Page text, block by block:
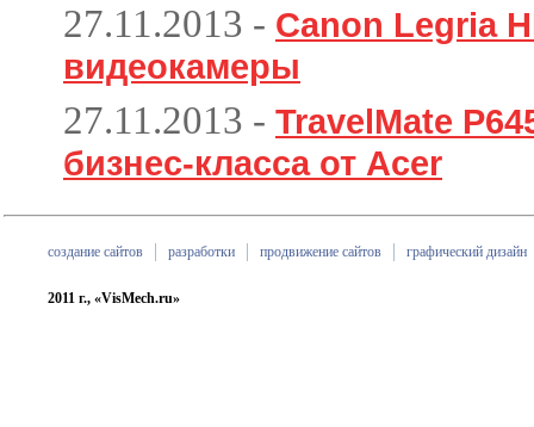
27.11.2013 - Canon Legria
видеокамеры
27.11.2013 - TravelMate
бизнес-класса от Acer
создание сайтов разработки продвижение сайтов графический дизайн
2011 г., «VisMech.ru»